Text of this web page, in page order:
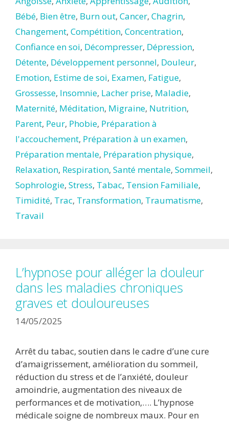
Bébé, Bien être, Burn out, Cancer, Chagrin,
Changement, Compétition, Concentration,
Confiance en soi, Décompresser, Dépression,
Détente, Développement personnel, Douleur,
Emotion, Estime de soi, Examen, Fatigue,
Grossesse, Insomnie, Lacher prise, Maladie,
Maternité, Méditation, Migraine, Nutrition,
Parent, Peur, Phobie, Préparation à
l'accouchement, Préparation à un examen,
Préparation mentale, Préparation physique,
Relaxation, Respiration, Santé mentale, Sommeil,
Sophrologie, Stress, Tabac, Tension Familiale,
Timidité, Trac, Transformation, Traumatisme,
Travail
L’hypnose pour alléger la douleur
dans les maladies chroniques
graves et douloureuses
14/05/2025
Arrêt du tabac, soutien dans le cadre d’une cure
d’amaigrissement, amélioration du sommeil,
réduction du stress et de l’anxiété, douleur
amoindrie, augmentation des niveaux de
performances et de motivation,…. L’hypnose
médicale soigne de nombreux maux. Pour en